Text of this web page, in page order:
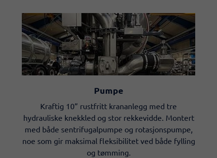
Pumpe
Kraftig 10” rustfritt krananlegg med tre
hydrauliske knekkled og stor rekkevidde. Montert
med både sentrifugalpumpe og rotasjonspumpe,
noe som gir maksimal fleksibilitet ved både fylling
og tømming.